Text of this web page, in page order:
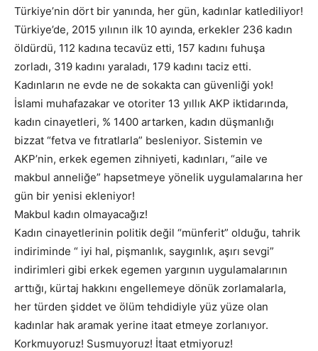
Türkiye’nin dört bir yanında, her gün, kadınlar katlediliyor!
Türkiye’de, 2015 yılının ilk 10 ayında, erkekler 236 kadın
öldürdü, 112 kadına tecavüz etti, 157 kadını fuhuşa
zorladı, 319 kadını yaraladı, 179 kadını taciz etti.
Kadınların ne evde ne de sokakta can güvenliği yok!
İslami muhafazakar ve otoriter 13 yıllık AKP iktidarında,
kadın cinayetleri, % 1400 artarken, kadın düşmanlığı
bizzat “fetva ve fıtratlarla” besleniyor. Sistemin ve
AKP’nin, erkek egemen zihniyeti, kadınları, “aile ve
makbul anneliğe” hapsetmeye yönelik uygulamalarına her
gün bir yenisi ekleniyor!
Makbul kadın olmayacağız!
Kadın cinayetlerinin politik değil “münferit” olduğu, tahrik
indiriminde “ iyi hal, pişmanlık, saygınlık, aşırı sevgi”
indirimleri gibi erkek egemen yargının uygulamalarının
arttığı, kürtaj hakkını engellemeye dönük zorlamalarla,
her türden şiddet ve ölüm tehdidiyle yüz yüze olan
kadınlar hak aramak yerine itaat etmeye zorlanıyor.
Korkmuyoruz! Susmuyoruz! İtaat etmiyoruz!